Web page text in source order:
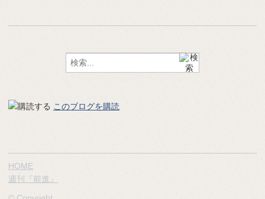
このブログを購読
HOME
週刊『前進』